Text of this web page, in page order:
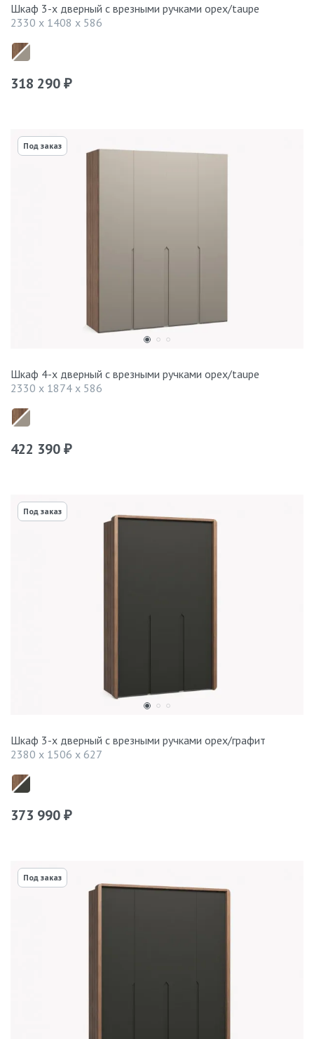
Шкаф 3-х дверный с врезными ручками орех/taupe
2330 x 1408 x 586
318 290 ₽
Под заказ
Шкаф 4-х дверный с врезными ручками орех/taupe
2330 x 1874 x 586
422 390 ₽
Под заказ
Шкаф 3-х дверный с врезными ручками орех/графит
2380 x 1506 x 627
373 990 ₽
Под заказ